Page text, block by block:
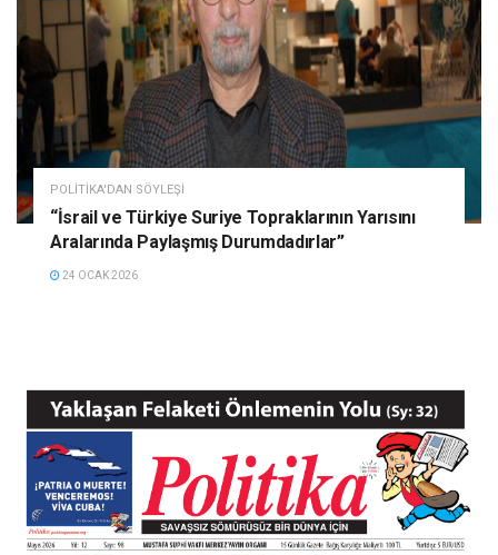
POLITIKA'DAN SÖYLEŞI
“İsrail ve Türkiye Suriye Topraklarının Yarısını
Aralarında Paylaşmış Durumdadırlar”
24 OCAK 2026